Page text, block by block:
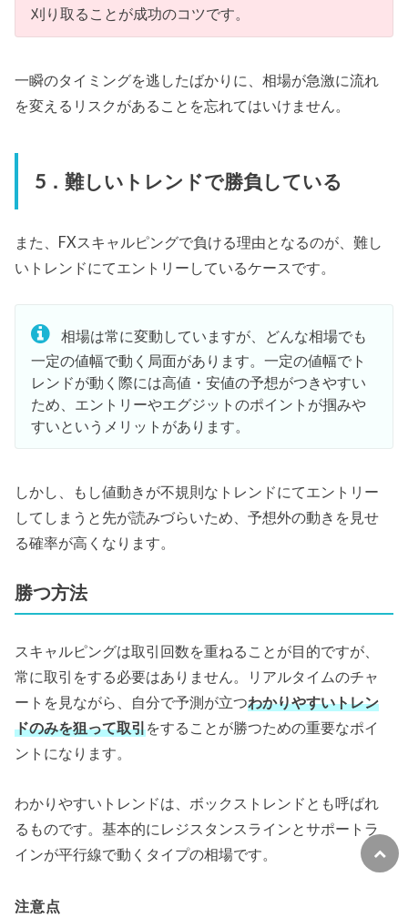
刈り取ることが成功のコツです。
一瞬のタイミングを逃したばかりに、相場が急激に流れ
を変えるリスクがあることを忘れてはいけません。
5．難しいトレンドで勝負している
また、FXスキャルピングで負ける理由となるのが、難し
いトレンドにてエントリーしているケースです。
相場は常に変動していますが、どんな相場でも
一定の値幅で動く局面があります。一定の値幅でト
レンドが動く際には高値・安値の予想がつきやすい
ため、エントリーやエグジットのポイントが掴みや
すいというメリットがあります。
しかし、もし値動きが不規則なトレンドにてエントリー
してしまうと先が読みづらいため、予想外の動きを見せ
る確率が高くなります。
勝つ方法
スキャルピングは取引回数を重ねることが目的ですが、
常に取引をする必要はありません。リアルタイムのチャ
ートを見ながら、自分で予測が立つわかりやすいトレン
ドのみを狙って取引をすることが勝つための重要なポイ
ントになります。
わかりやすいトレンドは、ボックストレンドとも呼ばれ
るものです。基本的にレジスタンスラインとサポートラ
インが平行線で動くタイプの相場です。
注意点